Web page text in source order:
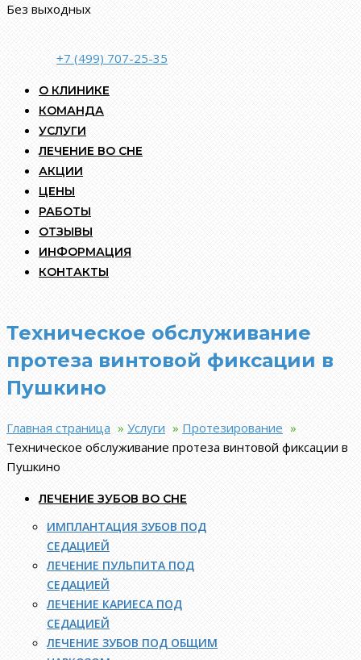
Без выходных
+7 (499) 707-25-35
О КЛИНИКЕ
КОМАНДА
УСЛУГИ
ЛЕЧЕНИЕ ВО СНЕ
АКЦИИ
ЦЕНЫ
РАБОТЫ
ОТЗЫВЫ
ИНФОРМАЦИЯ
КОНТАКТЫ
Техническое обслуживание
протеза винтовой фиксации в
Пушкино
Главная страница » Услуги » Протезирование »
Техническое обслуживание протеза винтовой фиксации в
Пушкино
ЛЕЧЕНИЕ ЗУБОВ ВО СНЕ
ИМПЛАНТАЦИЯ ЗУБОВ ПОД
СЕДАЦИЕЙ
ЛЕЧЕНИЕ ПУЛЬПИТА ПОД
СЕДАЦИЕЙ
ЛЕЧЕНИЕ КАРИЕСА ПОД
СЕДАЦИЕЙ
ЛЕЧЕНИЕ ЗУБОВ ПОД ОБЩИМ